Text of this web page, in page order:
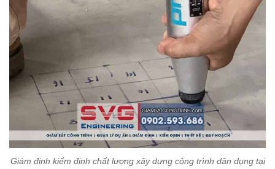
Giám định kiểm định chất lượng xây dựng công trình dân dụng tại